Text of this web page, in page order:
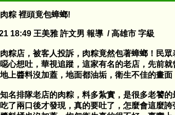
粽 裡頭竟包蟑螂!
18:49 王美雅 許文男 報導 / 高雄市 字級
粽店，被客人投訴，肉粽竟然包著蟑螂！民
心想吐，華視追蹤，這家有名的老店，先前
上醬料沒加蓋，地面都油垢，衛生不佳的畫
名排隊老店的肉粽，料多紮實，是很多老饕
了兩口後才發現，真的要吐了，怎麼會這麼